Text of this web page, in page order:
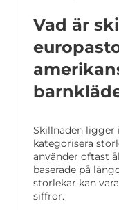
Vad är
Skillnaden
kategorisera
använder oftast
baserade på
storlekar kan
siffror.